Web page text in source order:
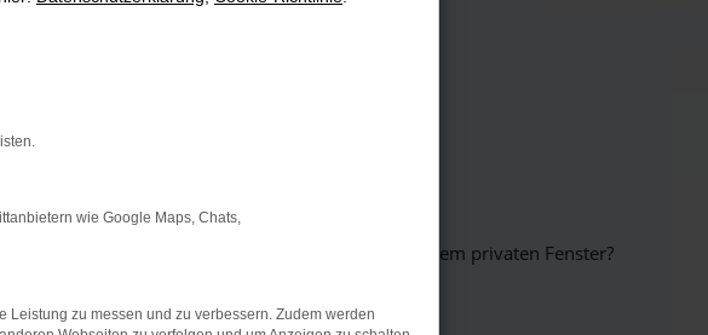
die Seite in einem anderen Browser oder in einem privaten Fenster?
wie Google Maps, Chats,
zu messen und zu verbessern. Zudem werden